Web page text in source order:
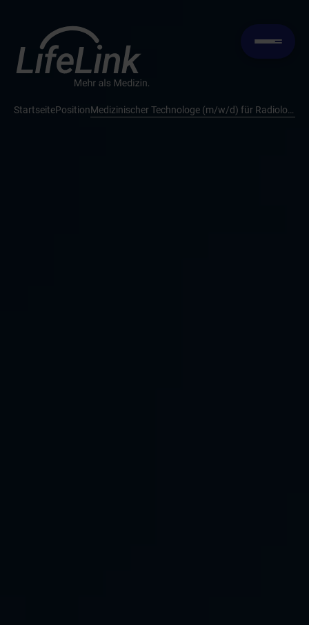
StartseitePosition Medizinischer Technologe (m/w/d) für Radiologie – MTR/MFA